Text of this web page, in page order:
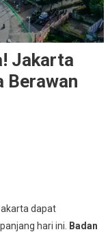
Jakarta
Berawan
dapat
hari ini.
Badan